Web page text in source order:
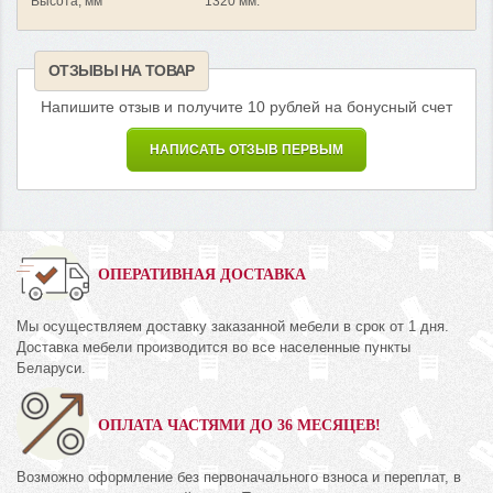
ОТЗЫВЫ НА ТОВАР
Напишите отзыв и получите 10 рублей на бонусный счет
НАПИСАТЬ ОТЗЫВ ПЕРВЫМ
ОПЕРАТИВНАЯ ДОСТАВКА
Мы осуществляем доставку заказанной мебели в срок от 1 дня.
Доставка мебели производится во все населенные пункты
Беларуси.
ОПЛАТА ЧАСТЯМИ ДО 36 МЕСЯЦЕВ!
Возможно оформление без первоначального взноса и переплат, в